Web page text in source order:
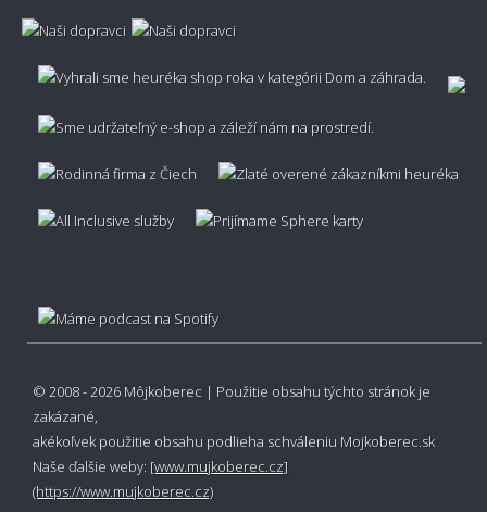
© 2008 - 2026 Môjkoberec | Použitie obsahu týchto stránok je
zakázané,
akékoľvek použitie obsahu podlieha schváleniu Mojkoberec.sk
Naše ďalšie weby: [www.mujkoberec.cz]
(https://www.mujkoberec.cz)